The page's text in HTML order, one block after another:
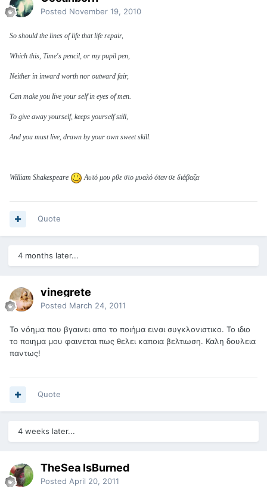
Posted November 19, 2010
So should the lines of life that life repair,
Which this, Time's pencil, or my pupil pen,
Neither in inward worth nor outward fair,
Can make you live your self in eyes of men.
To give away yourself, keeps yourself still,
And you must live, drawn by your own sweet skill.
William Shakespeare Αυτό μου ρθε στο μυαλό όταν σε διάβαζα
Quote
4 months later...
vinegrete
Posted March 24, 2011
Το νόημα που βγαινει απο το ποιήμα ειναι συγκλονιστικο. Το ιδιο
το ποιημα μου φαινεται πως θελει καποια βελτιωση. Καλη δουλεια
παντως!
Quote
4 weeks later...
TheSea IsBurned
Posted April 20, 2011